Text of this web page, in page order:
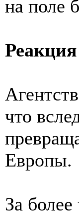
на поле
что
Европы.
За